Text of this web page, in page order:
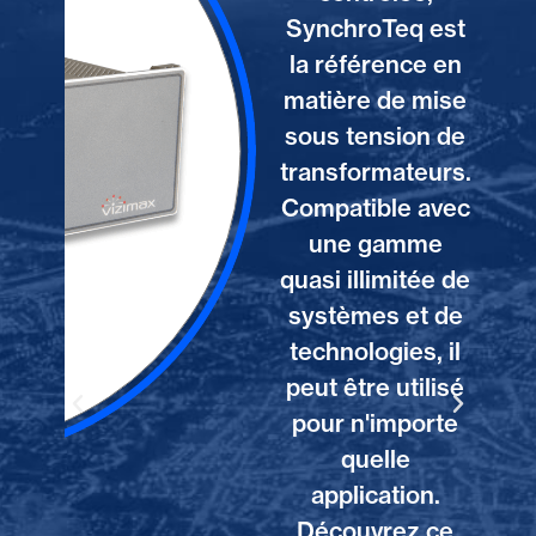
en
de
de
et de
il
transition
entre les
technologies
d'aujourd'hui
et les
innovations
notre
convertisseur
de protocoles
RightWON
ajoute une
touche
intelligente et
de nouvelles